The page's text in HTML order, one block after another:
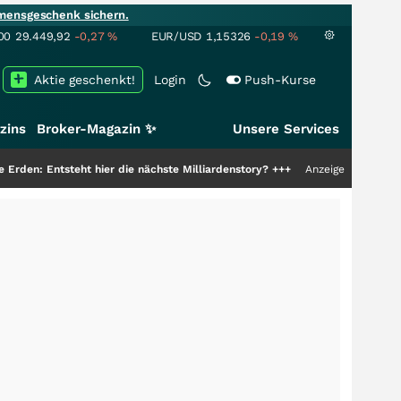
sichern.
29.449,92 -0,27% EUR/USD 1,15326 -0,19 %
Login Push-Kurse
Aktie geschenkt!
Broker-Magazin ✨ Unsere Services
hier die nächste Milliardenstory?+++ Anzeige